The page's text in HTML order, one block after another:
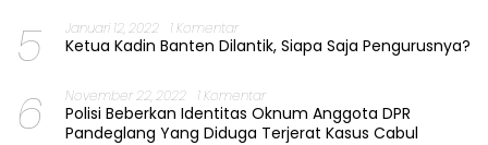
5 Januari 12, 2022 1 Komentar
Ketua Kadin Banten Dilantik, Siapa Saja Pengurusnya?
6 November 22, 2022 1 Komentar
Polisi Beberkan Identitas Oknum Anggota DPR
Pandeglang Yang Diduga Terjerat Kasus Cabul